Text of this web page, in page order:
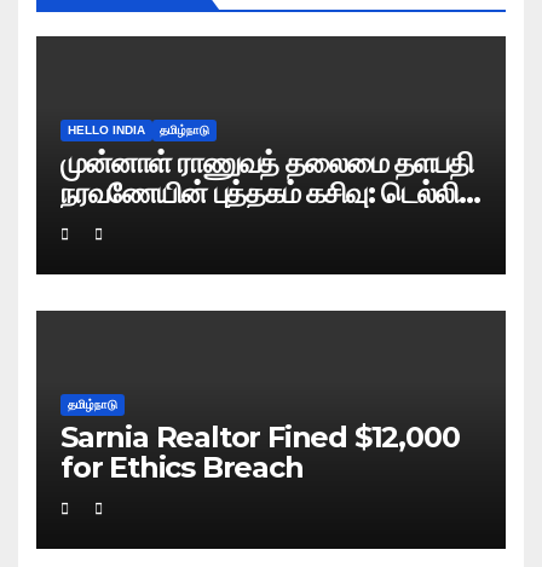
HELLO INDIA தமிழ்நாடு
முன்னாள் ராணுவத் தலைமை தளபதி
நரவணேயின் புத்தகம் கசிவு: டெல்லி
போலிஸ் வழக்குப் பதிவு!
தமிழ்நாடு
Sarnia Realtor Fined $12,000
for Ethics Breach